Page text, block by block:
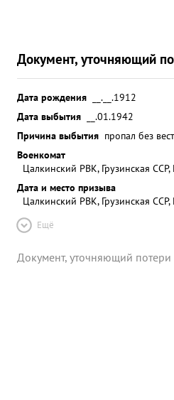
Документ, уточняющий
Дата рождения
__.__.1912
Дата выбытия
__.01.1942
Причина выбытия пропал без
Военкомат
Цалкинский РВК, Грузинская
Дата и место призыва
Цалкинский РВК, Грузинская
Ещё
Документ, уточняющий потери